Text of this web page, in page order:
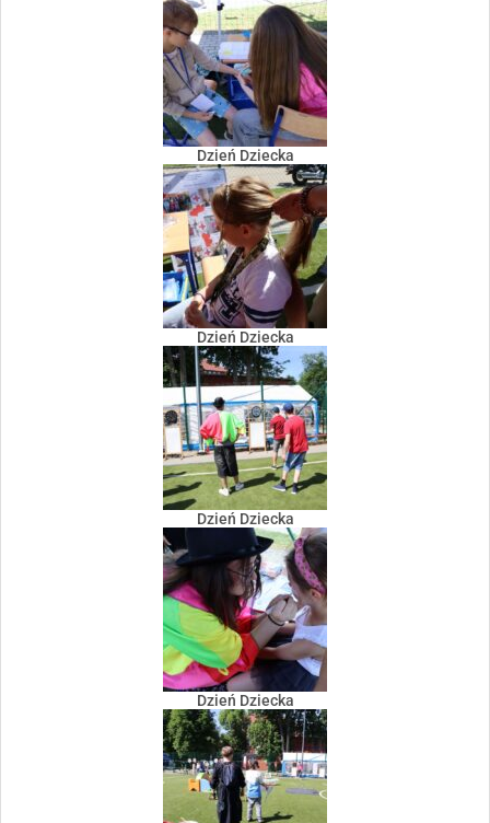
Dzień Dziecka
Dzień Dziecka
Dzień Dziecka
Dzień Dziecka